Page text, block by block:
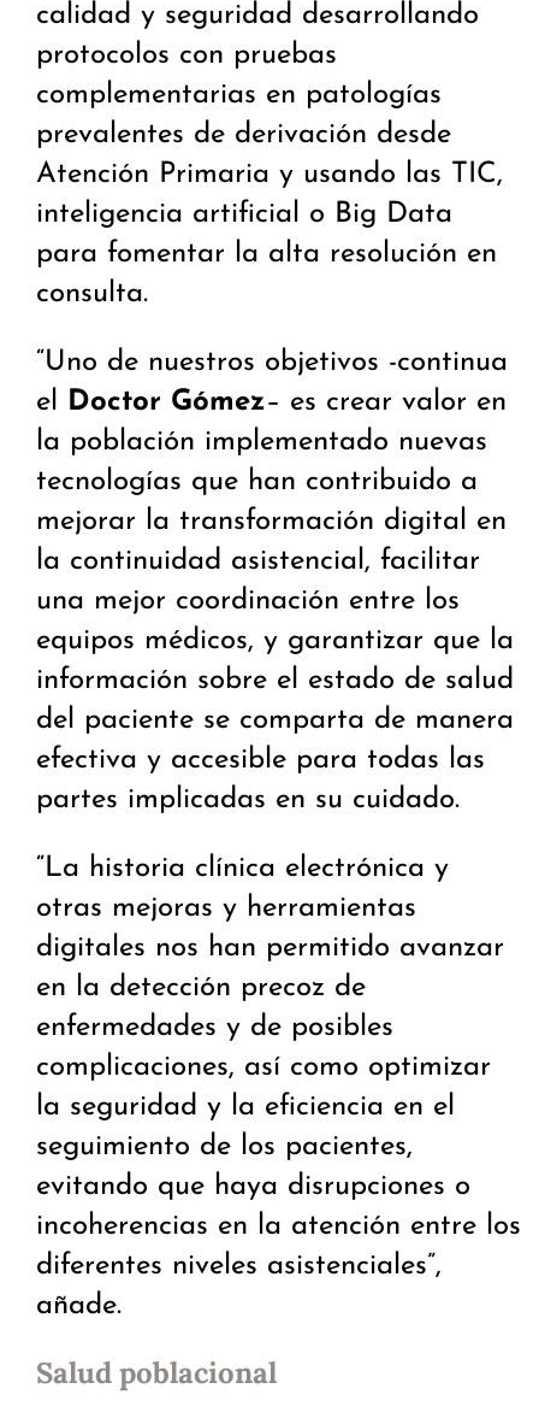
calidad y seguridad desarrollando
protocolos con pruebas
complementarias en patologías
prevalentes de derivación desde
Atención Primaria y usando las TIC,
inteligencia artificial o Big Data
para fomentar la alta resolución en
consulta.
“Uno de nuestros objetivos -continua
el Doctor Gómez– es crear valor en
la población implementado nuevas
tecnologías que han contribuido a
mejorar la transformación digital en
la continuidad asistencial, facilitar
una mejor coordinación entre los
equipos médicos, y garantizar que la
información sobre el estado de salud
del paciente se comparta de manera
efectiva y accesible para todas las
partes implicadas en su cuidado.
“La historia clínica electrónica y
otras mejoras y herramientas
digitales nos han permitido avanzar
en la detección precoz de
enfermedades y de posibles
complicaciones, así como optimizar
la seguridad y la eficiencia en el
seguimiento de los pacientes,
evitando que haya disrupciones o
incoherencias en la atención entre los
diferentes niveles asistenciales”,
añade.
Salud poblacional